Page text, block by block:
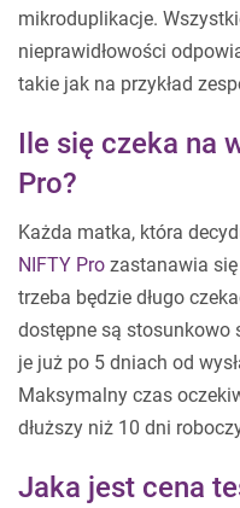
mikroduplikacje.
nieprawidłowości
takie jak na przykład
Ile się czeka na
Pro?
Każda matka, która
NIFTY Pro zastanawia
trzeba będzie długo
dostępne są stosunkowo
je już po 5 dniach od
Maksymalny czas
dłuższy niż 10 dni
Jaka jest cena